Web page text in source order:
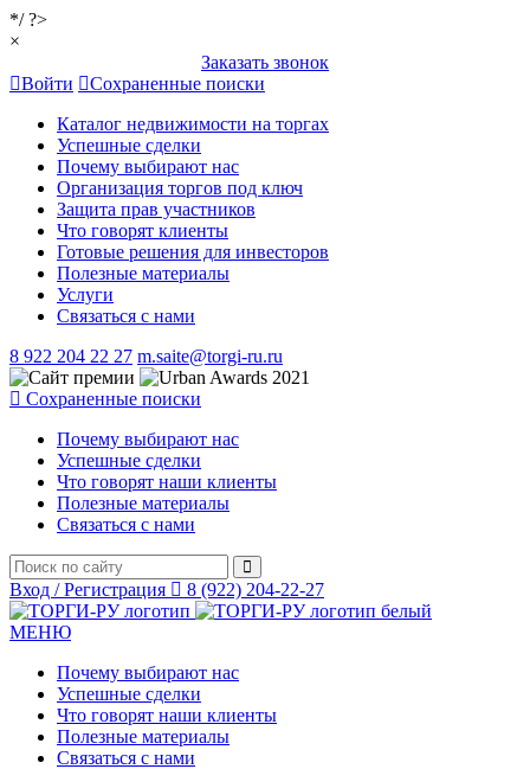
*/ ?>
×
Заказать звонок
Войти
Сохраненные поиски
Каталог недвижимости на торгах
Успешные сделки
Почему выбирают нас
Организация торгов под ключ
Защита прав участников
Что говорят клиенты
Готовые решения для инвесторов
Полезные материалы
Услуги
Связаться с нами
8 922 204 22 27 m.saite@torgi-ru.ru
Сохраненные поиски
Почему выбирают нас
Успешные сделки
Что говорят наши клиенты
Полезные материалы
Связаться с нами
Вход / Регистрация 8 (922) 204-22-27
МЕНЮ
Почему выбирают нас
Успешные сделки
Что говорят наши клиенты
Полезные материалы
Связаться с нами